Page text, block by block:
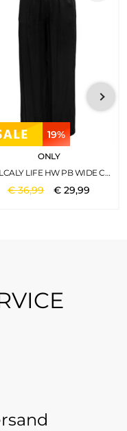
19%
ONLY
ONLCALY LIFE HW PB WIDE CROP PNT NOOS BLACK 1
€36,99 €29,99